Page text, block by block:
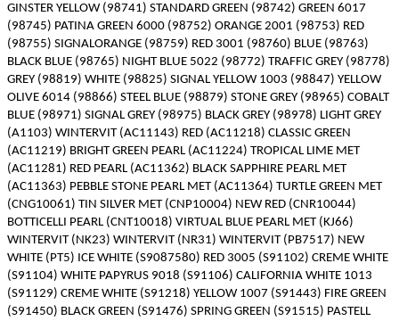
GINSTER YELLOW (98741) STANDARD GREEN (98742) GREEN 6017
(98745) PATINA GREEN 6000 (98752) ORANGE 2001 (98753) RED
(98755) SIGNALORANGE (98759) RED 3001 (98760) BLUE (98763)
BLACK BLUE (98765) NIGHT BLUE 5022 (98772) TRAFFIC GREY (98778)
GREY (98819) WHITE (98825) SIGNAL YELLOW 1003 (98847) YELLOW
OLIVE 6014 (98866) STEEL BLUE (98879) STONE GREY (98965) COBALT
BLUE (98971) SIGNAL GREY (98975) BLACK GREY (98978) LIGHT GREY
(A1103) WINTERVIT (AC11143) RED (AC11218) CLASSIC GREEN
(AC11219) BRIGHT GREEN PEARL (AC11224) TROPICAL LIME MET
(AC11281) RED PEARL (AC11362) BLACK SAPPHIRE PEARL MET
(AC11363) PEBBLE STONE PEARL MET (AC11364) TURTLE GREEN MET
(CNG10061) TIN SILVER MET (CNP10004) NEW RED (CNR10044)
BOTTICELLI PEARL (CNT10018) VIRTUAL BLUE PEARL MET (KJ66)
WINTERVIT (NK23) WINTERVIT (NR31) WINTERVIT (PB7517) NEW
WHITE (PT5) ICE WHITE (S9087580) RED 3005 (S91102) CREME WHITE
(S91104) WHITE PAPYRUS 9018 (S91106) CALIFORNIA WHITE 1013
(S91129) CREME WHITE (S91218) YELLOW 1007 (S91443) FIRE GREEN
(S91450) BLACK GREEN (S91476) SPRING GREEN (S91515) PASTELL